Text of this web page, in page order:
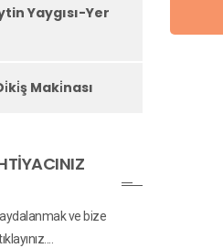
Yaygısı-Yer
Maki̇nası
ve bize